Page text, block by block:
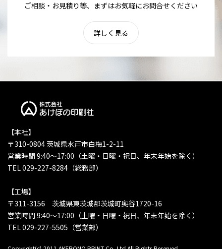
ご相談・お見積り等、まずはお気軽にお問合せください
詳しく見る
【本社】
〒310-0804 茨城県水戸市白梅1-2-11
営業時間 9:40〜17:00（土曜・日曜・祝日、年末年始を除く）
TEL 029-227-8284（総務部）
【工場】
〒311-3156 茨城県東茨城郡茨城町奥谷1720-16
営業時間 9:40〜17:00（土曜・日曜・祝日、年末年始を除く）
TEL 029-227-5505（営業部）